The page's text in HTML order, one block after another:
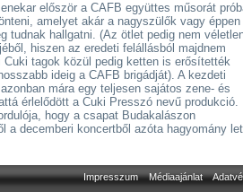
először a CAFB együttes műsorát
amelyet akár a nagyszülők vagy
tudnak hallgatni. (Az ötlet pedig nem
hiszen az eredeti felállásból majdnem
Cuki tagok közül pedig ketten is erősítették
ideig a CAFB brigádját). A kezdeti
mára egy teljesen sajátos zene- és
érlelődött a Cuki Presszó nevű produkció.
hogy a csapat Budakalászon
a decemberi koncertből azóta hagyomány
Impresszum Médiaajánlat